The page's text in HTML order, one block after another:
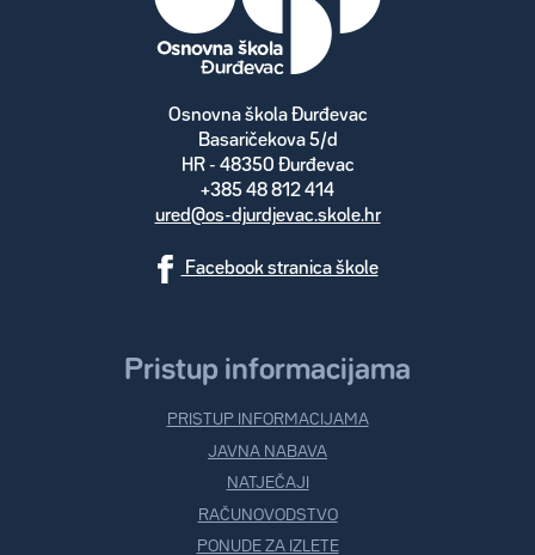
Osnovna škola Đurđevac
Basaričekova 5/d
HR - 48350 Đurđevac
+385 48 812 414
ured@os-djurdjevac.skole.hr
Facebook stranica škole
Pristup informacijama
PRISTUP INFORMACIJAMA
JAVNA NABAVA
NATJEČAJI
RAČUNOVODSTVO
PONUDE ZA IZLETE